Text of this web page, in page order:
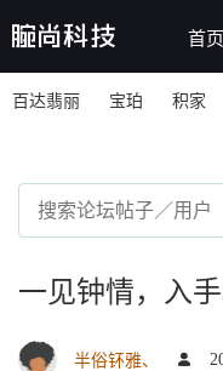
首页
百达翡丽 宝珀 积家
一见钟情，入
半俗钚雅、